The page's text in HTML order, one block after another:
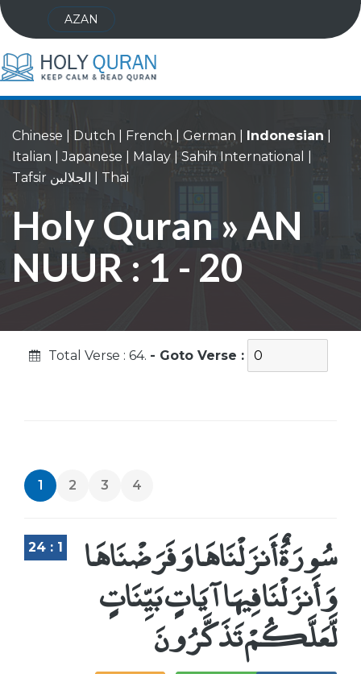
AZAN
Chinese Dutch French German Indonesian
Italian |Japanese Malay Sahih International
Tafsir الجلالين
Thai
Holy Quran » AN
NUUR : 1 - 20
Total Verse : 64. - Goto Verse :
1 2 3 4
24 : 1 سُورَةٌ أَنزَلْنَاهَا وَفَرَضْنَاهَا
وَأَنزَلْنَا فِيهَا آيَاتٍ بَيِّنَاتٍ
لَّعَلَّكُمْ تَذَكَّرُونَ